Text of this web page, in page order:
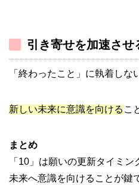
引き寄せを加速させ
「終わったこと」に執着しな
新しい未来に意識を向ける こ
まとめ
「10」は願いの更新タイミン
未来へ意識を向けることが鍵